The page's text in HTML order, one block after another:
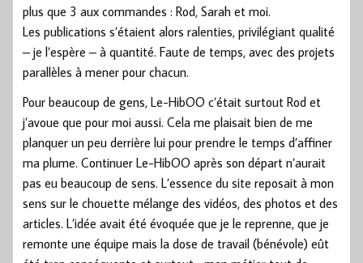
plus que 3 aux commandes : Rod, Sarah et moi.
Les publications s’étaient alors ralenties, privilégiant qualité
– je l’espère – à quantité. Faute de temps, avec des projets
parallèles à mener pour chacun.
Pour beaucoup de gens, Le-HibOO c’était surtout Rod et
j’avoue que pour moi aussi. Cela me plaisait bien de me
planquer un peu derrière lui pour prendre le temps d’affiner
ma plume. Continuer Le-HibOO après son départ n’aurait
pas eu beaucoup de sens. L’essence du site reposait à mon
sens sur le chouette mélange des vidéos, des photos et des
articles. L’idée avait été évoquée que je le reprenne, que je
remonte une équipe mais la dose de travail (bénévole) eût